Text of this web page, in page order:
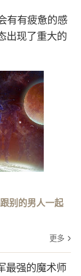
有有疲惫的感
出现了重大的
别的男人一起
更多
最强的魔术师